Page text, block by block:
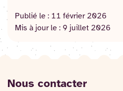
Publié le : 11 février 2026
Mis à jour le : 9 juillet 2026
Nous contacter